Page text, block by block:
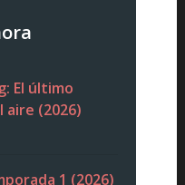
El último
aire (2026)
1 (2026)